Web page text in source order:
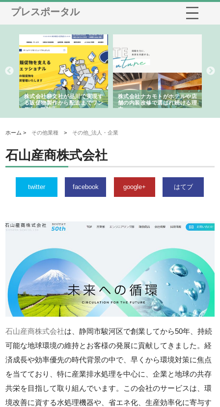
プレスポータル
株式会社耕文社が品川で実現す
る販促物製作から配送までワン
ストップ対応
株式会社ナカモトがホテルや店
舗の内装改修で選ばれ続ける理
由
ホーム > その他業種 > その他_法人・企業
石山産商株式会社
twitter facebook google+ はてブ
石山産商株式会社は、静岡市駿河区で創業してから50年、持続
可能な地球環境の維持とお客様の発展に貢献してきました。経
済成長や効率優先の時代背景の中で、早くから環境対策に焦点
を当てており、特に産業排水処理を中心に、企業と地球の共存
共栄を目指して取り組んでいます。この会社のサービスは、環
境改善に資する水処理機器や、省エネ化、生産効率化に寄与す